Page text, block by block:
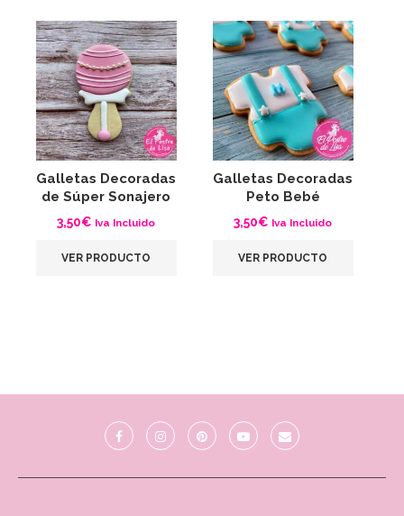
Galletas Decoradas
de Súper Sonajero
3,50€ Iva Incluido
VER PRODUCTO
Galletas Decoradas
Peto Bebé
3,50€ Iva Incluido
VER PRODUCTO